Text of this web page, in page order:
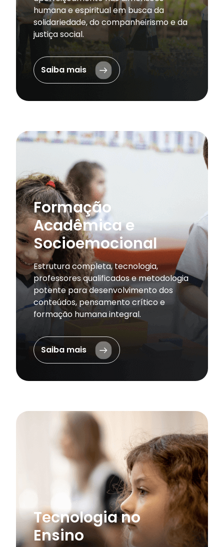
humana e espiritual em busca da
solidariedade, do companheirismo e da
justiça social.
Saiba mais
Formação
Acadêmica e
Socioemocional
Estrutura completa, tecnologia,
professores qualificados e metodologia
potente para desenvolvimento dos
conteúdos, pensamento crítico e
formação humana integral.
Saiba mais
Tecnologia no
Ensino